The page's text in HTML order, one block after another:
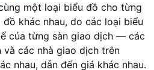
một loại biểu đồ cho từng
khác nhau, do các loại biểu
của từng sàn giao dịch — các
và các nhà giao dịch trên
nhau, dẫn đến giá khác nhau.